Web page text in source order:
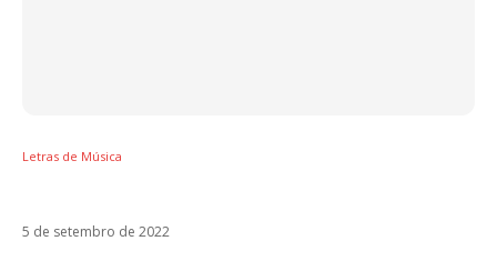
Letras de Música
5 de setembro de 2022